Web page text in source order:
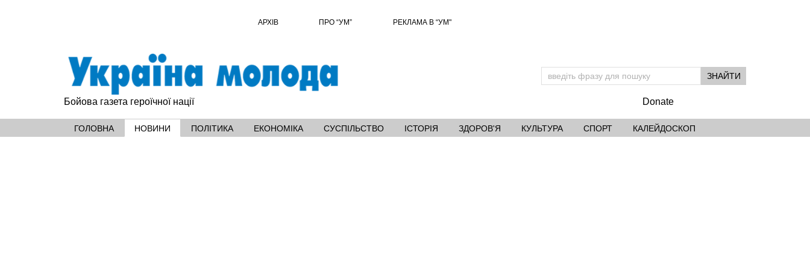
АРХІВ ПРО “УМ” РЕКЛАМА В “УМ"
Бойова газета героїчної нації Donate
ГОЛОВНА НОВИНИ ПОЛІТИКА ЕКОНОМІКА СУСПІЛЬСТВО ІСТОРІЯ ЗДОРОВ'Я КУЛЬТУРА СПОРТ КАЛЕЙДОСКОП